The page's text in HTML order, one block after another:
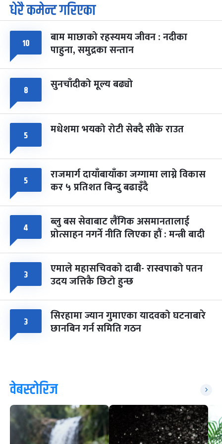
७
आइत
पूर्णिमा व्रत
चैत्र ७, २०८३-Mar 21, 2027
८ फागुपूर्णिमा
चैत्र ८, २०८३-Mar 22, 2027
७ महिना बाँकी
धेरै कमेन्ट गरिएका
१० बाम माछाको रहस्यमय जीवन : नदीका
पाहुना, समुद्रका सन्तान
८ सुनचाँदीको मूल्य बढ्यो
५ मधेशमा भयको रोटी सेक्दै सीके राउत
५ राजमार्ग दायाँबायाँका जग्गामा लाग्ने विकास
कर ५ प्रतिशत बिन्दु बढाइँदै
४ ब्लु बस सेवाबाट लैंगिक असमानतालाई
प्रोत्साहन नगर्ने नीति लिएका हौं : मन्त्री बादी
३ एमाले महासचिवको दाबी- रास्वपाको पतन
उदय जत्तिकै छिटो हुन्छ
३ सिरहामा ज्यान गुमाएका यादवको घटनाबारे
छानबिन गर्न समिति गठन
वेबस्टोरिज